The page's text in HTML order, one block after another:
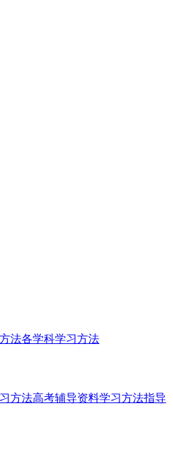
法各学科学习方法
方法高考辅导资料学习方法指导